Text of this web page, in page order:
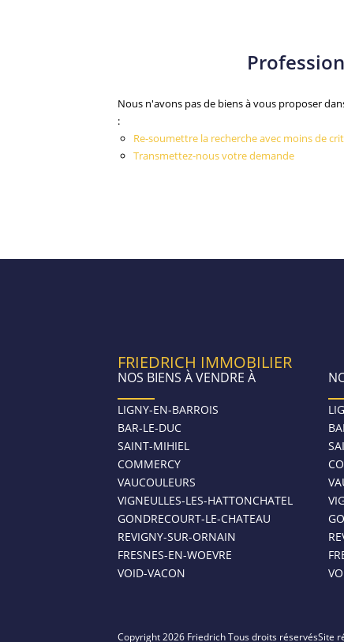
Nous n'avons pas de biens à vous proposer
:
Re-soumettre la recherche avec moins de
Transmettez-nous votre demande
FRIEDRICH IMMOBILIER
NOS BIENS À VENDRE À
LIGNY-EN-BARROIS
BAR-LE-DUC
SAINT-MIHIEL
COMMERCY
VAUCOULEURS
VIGNEULLES-LES-HATTONCHATEL
GONDRECOURT-LE-CHATEAU
REVIGNY-SUR-ORNAIN
FRESNES-EN-WOEVRE
VOID-VACON
Copyright 2026 Friedrich Tous droits réservésSite